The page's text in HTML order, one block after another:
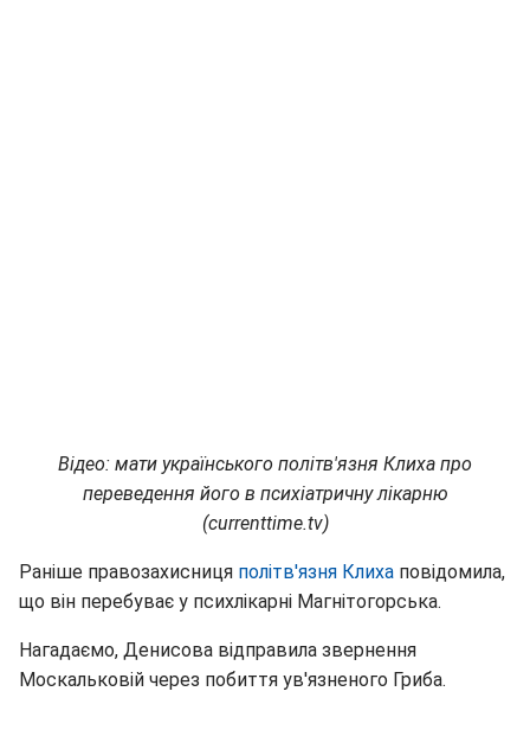
Відео: мати українського політв'язня Клиха про
переведення його в психіатричну лікарню
(currenttime.tv)
Раніше правозахисниця політв'язня Клиха повідомила,
що він перебуває у психлікарні Магнітогорська.
Нагадаємо, Денисова відправила звернення
Москальковій через побиття ув'язненого Гриба.